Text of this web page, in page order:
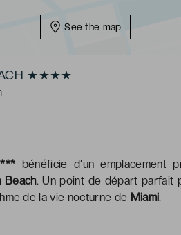
See the map
★★★★
bénéficie d’un emplacement
Beach. Un point de départ parfait
de la vie nocturne de Miami.